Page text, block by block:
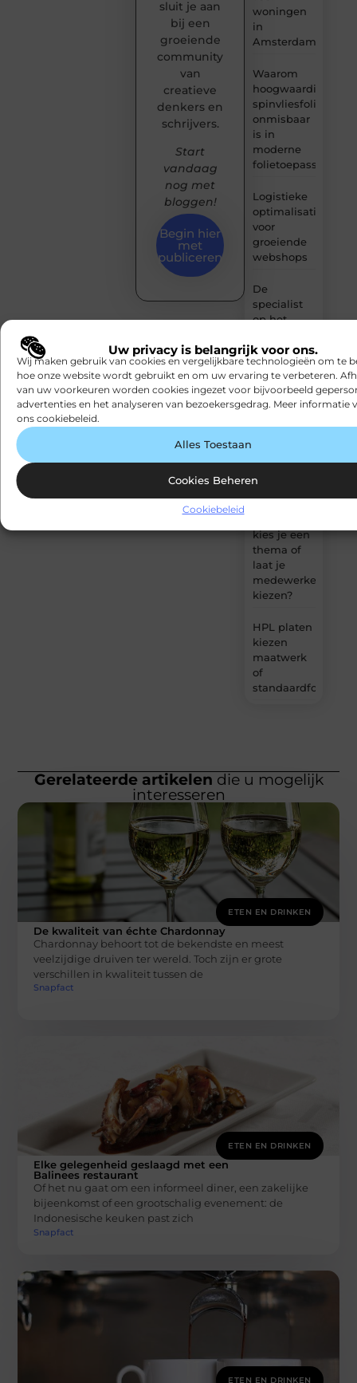
Uw privacy is belangrijk voor ons.
Wij maken gebruik van cookies en vergelijkbare technologieën om te
hoe onze website wordt gebruikt en om uw ervaring te verbeteren.
van uw voorkeuren worden cookies ingezet voor bijvoorbeeld
advertenties en het analyseren van bezoekersgedrag. Meer informatie
ons cookiebeleid.
Alles Toestaan
Cookies Beheren
Cookiebeleid
woningen
in
Amsterdam
Waarom
hoogwaardige
spinvliesfolie
onmisbaar
is in
moderne
folietoepassingen
Logistieke
optimalisatie
voor
groeiende
webshops
De
specialist
op het
interieurbouw
in
Amersfoort
Werkkleding
kopen als
kies je een
thema of
laat je
medewerkers
kiezen?
HPL platen
kiezen
maatwerk
of
standaardformaat
sluit je aan
bij een
groeiende
community
van
creatieve
denkers en
schrijvers.
Start
vandaag
nog met
bloggen!
Begin hier
met
publiceren
Gerelateerde artikelen die u mogelijk
interesseren
ETEN EN DRINKEN
De kwaliteit van échte Chardonnay
Chardonnay behoort tot de bekendste en meest
veelzijdige druiven ter wereld. Toch zijn er grote
verschillen in kwaliteit tussen de
Snapfact
ETEN EN DRINKEN
Elke gelegenheid geslaagd met een
Balinees restaurant
Of het nu gaat om een informeel diner, een zakelijke
bijeenkomst of een grootschalig evenement: de
Indonesische keuken past zich
Snapfact
ETEN EN DRINKEN